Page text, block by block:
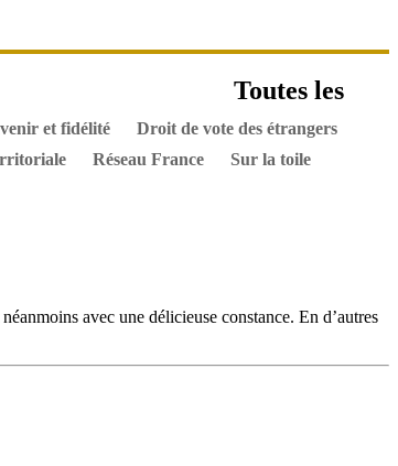
et fidélité
Droit de vote des étrangers
Réseau France Sur la toile
Toutes les
avec une délicieuse constance. En d’autres